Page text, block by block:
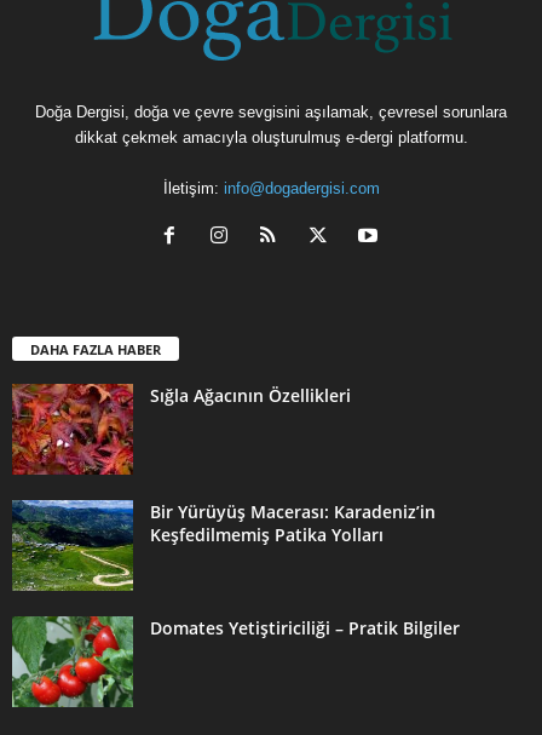
Doğa Dergisi, doğa ve çevre sevgisini aşılamak, çevresel sorunlara
dikkat çekmek amacıyla oluşturulmuş e-dergi platformu.
İletişim: info@dogadergisi.com
DAHA FAZLA HABER
Sığla Ağacının Özellikleri
Bir Yürüyüş Macerası: Karadeniz’in
Keşfedilmemiş Patika Yolları
Domates Yetiştiriciliği – Pratik Bilgiler